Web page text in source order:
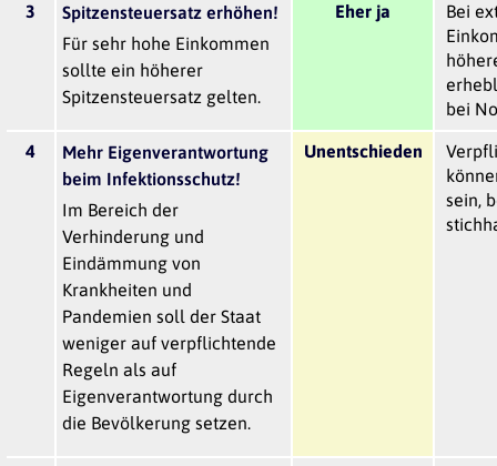
3
Spitzensteuersatz erhöhen!
Für sehr hohe Einkommen
sollte ein höherer
Spitzensteuersatz gelten.
Eher ja
Bei
bei
4
Mehr Eigenverantwortung
beim Infektionsschutz!
Im Bereich der
Verhinderung und
Eindämmung von
Krankheiten und
Pandemien soll der Staat
weniger auf verpflichtende
Regeln als auf
Eigenverantwortung durch
die Bevölkerung setzen.
Unentschieden
sein,